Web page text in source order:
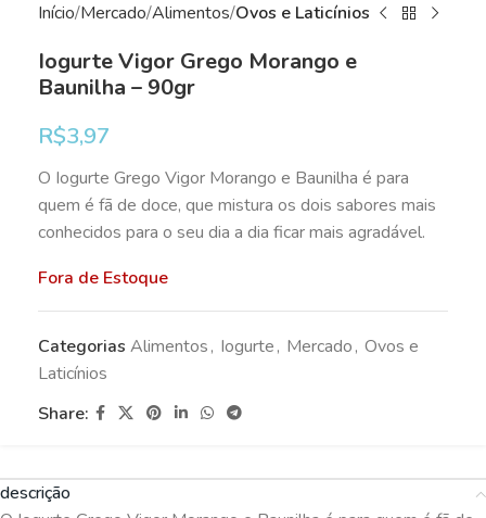
Início Mercado Alimentos Ovos e Laticínios
Iogurte Vigor Grego Morango e
Baunilha – 90gr
R$3,97
O Iogurte Grego Vigor Morango e Baunilha é para
quem é fã de doce, que mistura os dois sabores mais
conhecidos para o seu dia a dia ficar mais agradável.
Fora de Estoque
Categorias Alimentos, Iogurte, Mercado, Ovos e
Laticínios
Share:
descrição